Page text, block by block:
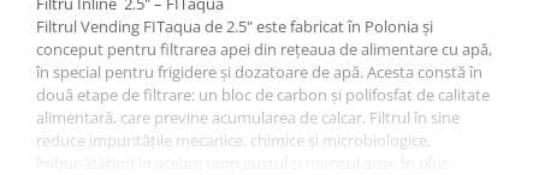
Carbune Activ
Filter AG
Eliminare nitriti / nitrati
Pompe dozatoare
Filtrul Vending FITaqua de 2.5" este fabricat în Polonia și
conceput pentru filtrarea apei din rețeaua de alimentare cu apă,
în special pentru frigidere și dozatoare de apă. Acesta constă în
două etape de filtrare: un bloc de carbon și polifosfat de calitate
alimentară, care previne acumularea de calcar. Filtrul în sine
reduce impuritățile mecanice, chimice și microbiologice,
îmbunătățind în același timp gustul și mirosul apei. În plus,